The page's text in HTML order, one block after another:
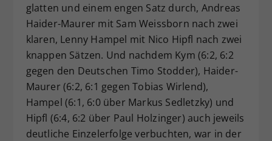
glatten und einem engen Satz durch, Andreas
Haider-Maurer mit Sam Weissborn nach zwei
klaren, Lenny Hampel mit Nico Hipfl nach zwei
knappen Sätzen. Und nachdem Kym (6:2, 6:2
gegen den Deutschen Timo Stodder), Haider-
Maurer (6:2, 6:1 gegen Tobias Wirlend),
Hampel (6:1, 6:0 über Markus Sedletzky) und
Hipfl (6:4, 6:2 über Paul Holzinger) auch jeweils
deutliche Einzelerfolge verbuchten, war in der